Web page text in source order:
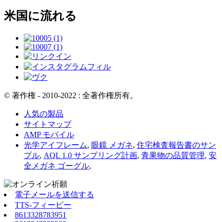
米国に流れる
© 著作権 - 2010-2022 : 全著作権所有。
人気の製品
サイトマップ
AMP モバイル
光学アイフレーム, 眼鏡 メガネ, 住宅検査報告書のサン
プル, AQL 1.0 サンプリング計画, 青果物の品質管理, 安
全メガネ ゴーグル,
電子メールを送信する
TTS-フィービー
8613328783951